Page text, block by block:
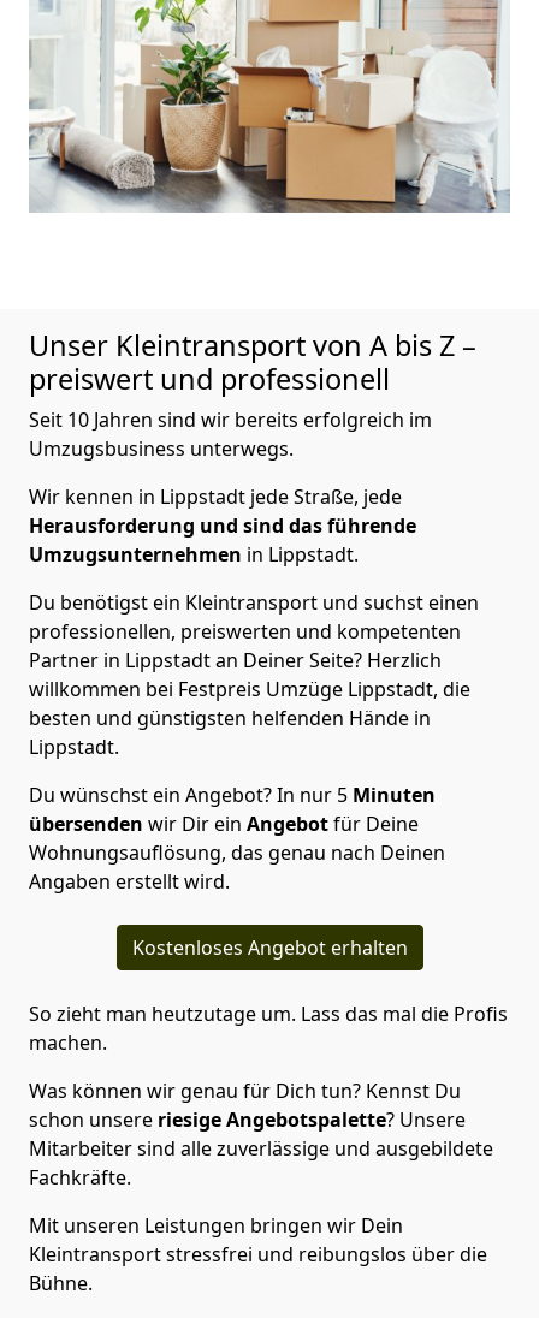
Unser Kleintransport von A bis Z –
preiswert und professionell
Seit 10 Jahren sind wir bereits erfolgreich im
Umzugsbusiness unterwegs.
Wir kennen in Lippstadt jede Straße, jede
Herausforderung und sind das führende
Umzugsunternehmen in Lippstadt.
Du benötigst ein Kleintransport und suchst einen
professionellen, preiswerten und kompetenten
Partner in Lippstadt an Deiner Seite? Herzlich
willkommen bei Festpreis Umzüge Lippstadt, die
besten und günstigsten helfenden Hände in
Lippstadt.
Du wünschst ein Angebot? In nur 5 Minuten
übersenden wir Dir ein Angebotfür Deine
Wohnungsauflösung, das genau nach Deinen
Angaben erstellt wird.
Kostenloses Angebot erhalten
So zieht man heutzutage um. Lass das mal die Profis
machen.
Was können wir genau für Dich tun? Kennst Du
schon unsere riesige Angebotspalette? Unsere
Mitarbeiter sind alle zuverlässige und ausgebildete
Fachkräfte.
Mit unseren Leistungen bringen wir Dein
Kleintransport stressfrei und reibungslos über die
Bühne.